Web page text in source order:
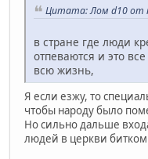
Цитата: Лом d10 от
в стране где люди
отпеваются и это
всю жизнь,
Я если езжу, то
чтобы народу было
Но сильно дальше
людей в церкви